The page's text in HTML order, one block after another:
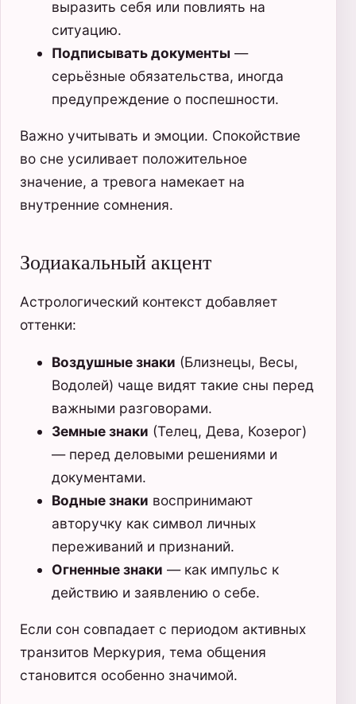
выразить себя или повлиять на
ситуацию.
Подписывать документы —
серьёзные обязательства, иногда
предупреждение о поспешности.
Важно учитывать и эмоции. Спокойствие
во сне усиливает положительное
значение, а тревога намекает на
внутренние сомнения.
Зодиакальный акцент
Астрологический контекст добавляет
оттенки:
Воздушные знаки (Близнецы, Весы,
Водолей) чаще видят такие сны перед
важными разговорами.
Земные знаки (Телец, Дева, Козерог)
— перед деловыми решениями и
документами.
Водные знаки воспринимают
авторучку как символ личных
переживаний и признаний.
Огненные знаки — как импульс к
действию и заявлению о себе.
Если сон совпадает с периодом активных
транзитов Меркурия, тема общения
становится особенно значимой.